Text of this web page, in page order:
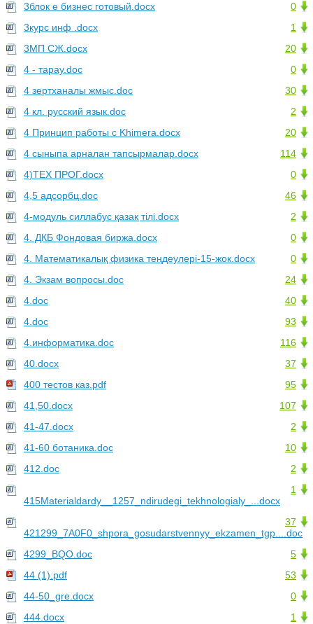
0
3блок е бизнес готовый.docx
1
3курс инф .docx
20
3МП СЖ.docx
0
4 - тарау.doc
30
4 зертханалы жмыс.doc
2
4 кл. русский язык.doc
20
4 Принцип работы с Khimera.docx
114
4 сыныпа арналан тапсырмалар.docx
0
4)ТЕХ ПРОГ.docx
46
4,5 адсорбц.doc
2
4-модуль силлабус қазақ тілі.docx
0
4. ДКБ Фондовая биржа.docx
0
4. Математикалық физика теңдеулері-15-жок.docx
24
4. Экзам вопросы.doc
40
4.doc
93
4.doc
116
4.информатика.doc
37
40.docx
95
400 тестов каз.pdf
107
41,50.docx
2
41-47.docx
10
41-60 ботаника.doc
2
412.doc
1
415Materialdardy__1257_ndirudegi_tekhnologialy_...docx
37
421299_7A0F0_shpora_gosudarstvennyy_ekzamen_tgp....doc
5
4299_BQO.doc
53
44 (1).pdf
0
44-50_gre.docx
1
444.docx